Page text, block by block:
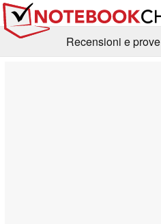
Recensioni e prove